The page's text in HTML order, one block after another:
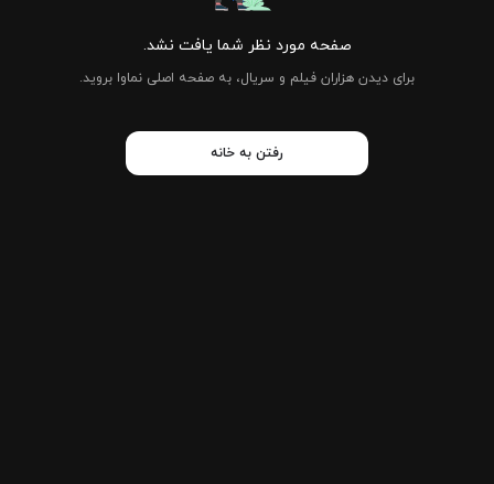
صفحه مورد نظر شما یافت نشد.
برای دیدن هزاران فیلم و سریال، به صفحه اصلی نماوا بروید.
رفتن به خانه